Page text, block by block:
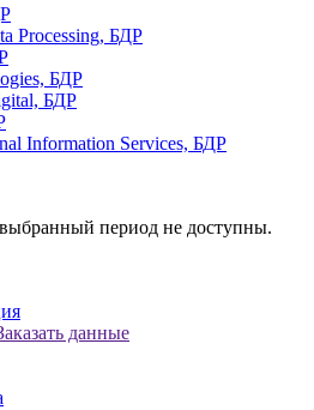
Processing, БДР
БДР
БДР
Information Services, БДР
период не доступны.
данные